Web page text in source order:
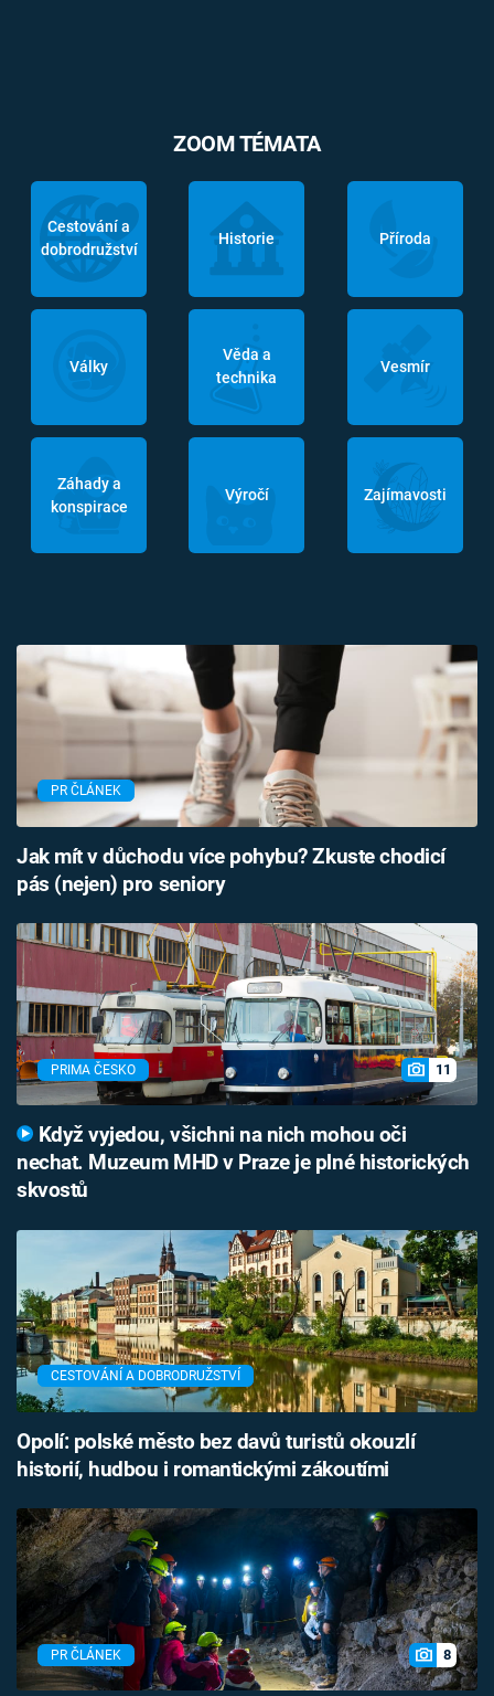
ZOOM TÉMATA
Cestování a
dobrodružství
Historie Příroda
Války
Věda a
technika
Vesmír
Záhady a
konspirace
Výročí Zajímavosti
PR ČLÁNEK
Jak mít v důchodu více pohybu? Zkuste chodicí
pás (nejen) pro seniory
PRIMA ČESKO 11
Když vyjedou, všichni na nich mohou oči
nechat. Muzeum MHD v Praze je plné historických
skvostů
CESTOVÁNÍ A DOBRODRUŽSTVÍ
Opolí: polské město bez davů turistů okouzlí
historií, hudbou i romantickými zákoutími
PR ČLÁNEK 8